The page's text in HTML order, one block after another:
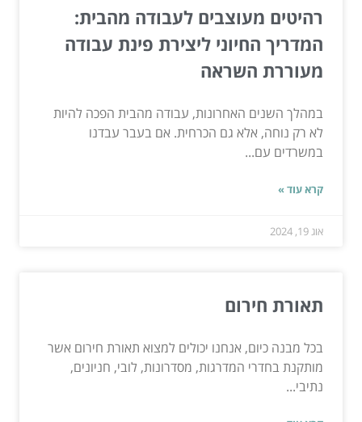
רהיטים מעוצבים לעבודה מהבית:
המדריך החיוני ליצירת פינת עבודה
מעוררת השראה
במהלך השנים האחרונות, עבודה מהבית הפכה להיות
לא רק נוחה, אלא גם הכרחית. אם בעבר עבדנו
במשרדים עם...
קרא עוד »
אוג 19, 2024
תאורת חירום
בכל מבנה כיום, אנחנו יכולים למצוא תאורת חירום אשר
מותקנת בחדרי המדרגות, מסדרונות, לובי, חניונים,
נתיבי...